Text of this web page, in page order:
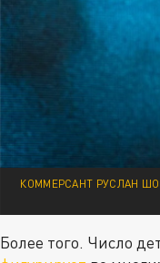
КОММЕРСАНТ РУСЛАН
Более того. Число